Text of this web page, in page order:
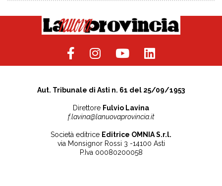
Aut. Tribunale di Asti n. 61 del 25/09/1953
Direttore Fulvio Lavina
f.lavina@lanuovaprovincia.it
Società editrice Editrice OMNIA S.r.l.
via Monsignor Rossi 3 -14100 Asti
P.Iva 00080200058